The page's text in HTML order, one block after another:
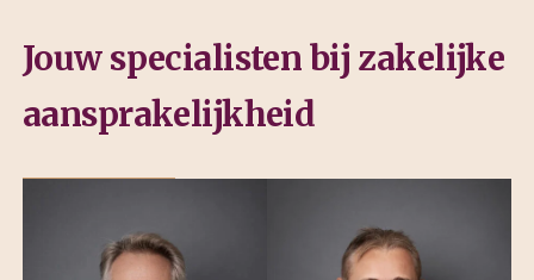
Jouw specialisten bij zakelijke
aansprakelijkheid